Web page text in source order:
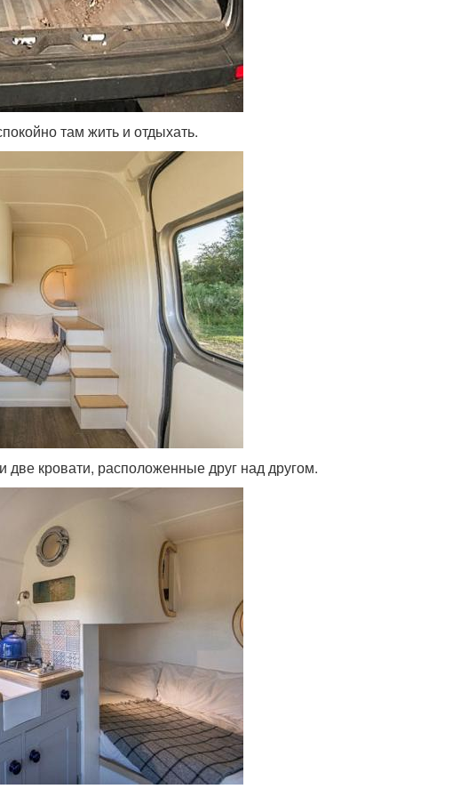
там жить и отдыхать.
кровати, расположенные друг над другом.